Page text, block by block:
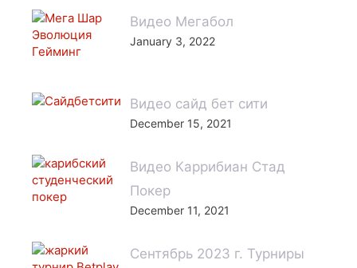
Видео Мегабол
January 3, 2022
Видео сайд бет сити
December 15, 2021
Видео Каррибиан Стад
Покер
December 11, 2021
Сентябрь 2023 г. Турниры